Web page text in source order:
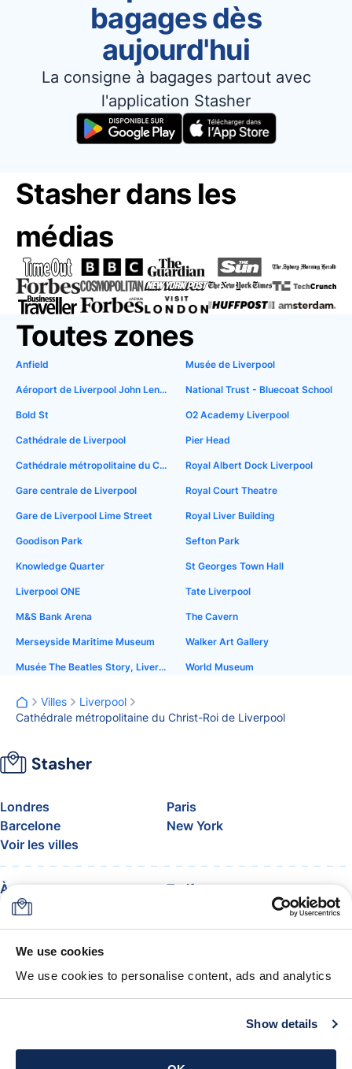
We use cookies
We use cookies to personalise content, ads and analytics
Show details
bagages dès
aujourd'hui
La consigne à bagages partout avec
l'application Stasher
Stasher dans les
médias
Toutes zones
Anfield
Aéroport de Liverpool John Lennon
Bold St
Cathédrale de Liverpool
Cathédrale métropolitaine du Christ-Roi de Liverpool
Gare centrale de Liverpool
Gare de Liverpool Lime Street
Goodison Park
Knowledge Quarter
Liverpool ONE
M&S Bank Arena
Merseyside Maritime Museum
Musée The Beatles Story, Liverpool
Musée de Liverpool
National Trust - Bluecoat School
O2 Academy Liverpool
Pier Head
Royal Albert Dock Liverpool
Royal Court Theatre
Royal Liver Building
Sefton Park
St Georges Town Hall
Tate Liverpool
The Cavern
Walker Art Gallery
World Museum
Villes
Liverpool
Cathédrale métropolitaine du Christ-Roi de Liverpool
Londres
Paris
Barcelone
New York
Voir les villes
À propos
Tarifs
FAQ
Blog
Rejoignez le programme
avion
La garantie Stasher
Conditions générales
Obtenir l’app